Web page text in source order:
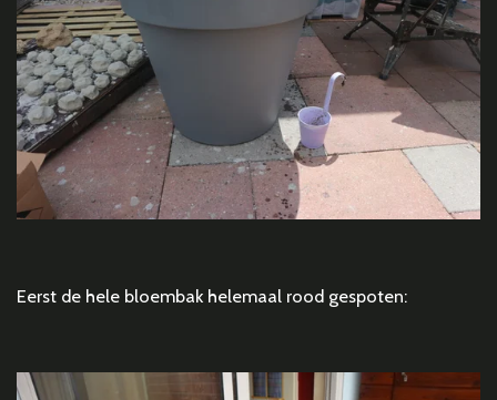
Eerst de hele bloembak helemaal rood gespoten: